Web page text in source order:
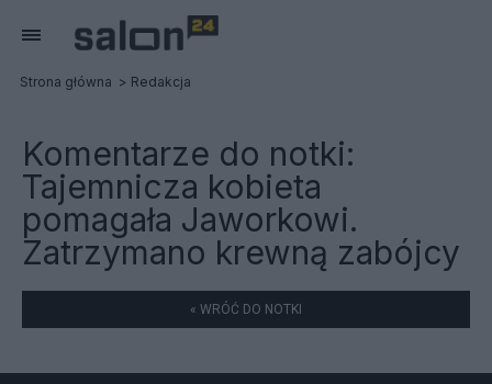
Strona główna Redakcja
Komentarze do notki:
Tajemnicza kobieta
pomagała Jaworkowi.
Zatrzymano krewną zabójcy
« WRÓĆ DO NOTKI